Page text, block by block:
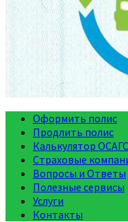
Оформить полис
Продлить полис
Калькулятор
Страховые
Вопросы и Ответы
Полезные сервисы
Услуги
Контакты